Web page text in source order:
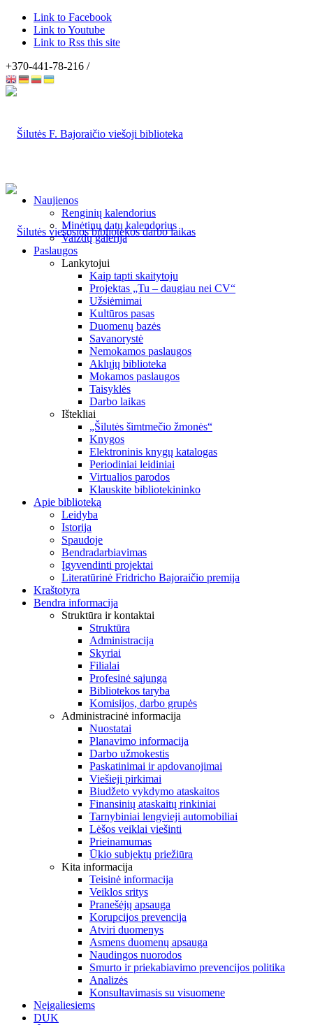
Link to Facebook
Link to Youtube
Link to Rss this site
+370-441-78-216 /
Naujienos
Renginių kalendorius
Minėtinų datų kalendorius
Vaizdų galerija
Paslaugos
Lankytojui
Kaip tapti skaitytoju
Projektas „Tu – daugiau nei CV“
Užsiėmimai
Kultūros pasas
Duomenų bazės
Savanorystė
Nemokamos paslaugos
Aklųjų biblioteka
Mokamos paslaugos
Taisyklės
Darbo laikas
Ištekliai
„Šilutės šimtmečio žmonės“
Knygos
Elektroninis knygų katalogas
Periodiniai leidiniai
Virtualios parodos
Klauskite bibliotekininko
Apie biblioteką
Leidyba
Istorija
Spaudoje
Bendradarbiavimas
Įgyvendinti projektai
Literatūrinė Fridricho Bajoraičio premija
Kraštotyra
Bendra informacija
Struktūra ir kontaktai
Struktūra
Administracija
Skyriai
Filialai
Profesinė sąjunga
Bibliotekos taryba
Komisijos, darbo grupės
Administracinė informacija
Nuostatai
Planavimo informacija
Darbo užmokestis
Paskatinimai ir apdovanojimai
Viešieji pirkimai
Biudžeto vykdymo ataskaitos
Finansinių ataskaitų rinkiniai
Tarnybiniai lengvieji automobiliai
Lėšos veiklai viešinti
Prieinamumas
Ūkio subjektų priežiūra
Kita informacija
Teisinė informacija
Veiklos sritys
Pranešėjų apsauga
Korupcijos prevencija
Atviri duomenys
Asmens duomenų apsauga
Naudingos nuorodos
Smurto ir priekabiavimo prevencijos politika
Analizės
Konsultavimasis su visuomene
Neįgaliesiems
DUK